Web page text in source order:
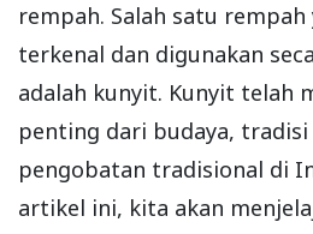
rempah. Salah satu
terkenal dan digunakan
adalah kunyit. Kunyit telah
penting dari budaya,
pengobatan tradisional di
artikel ini, kita akan